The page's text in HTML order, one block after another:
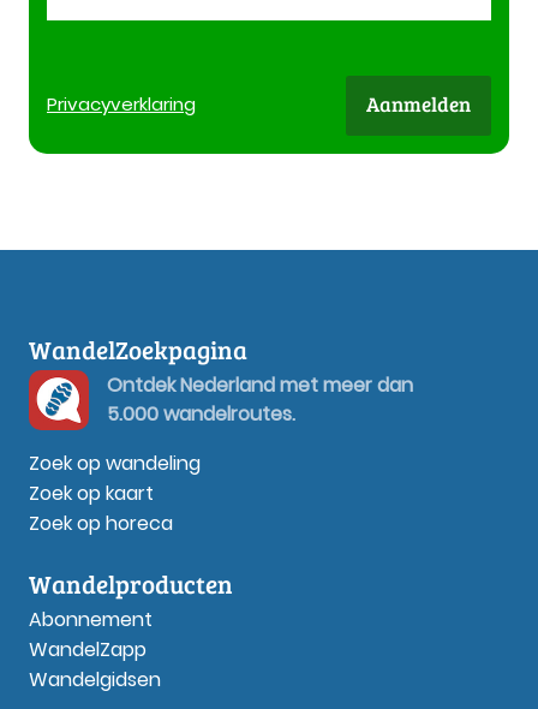
Privacyverklaring Aanmelden
WandelZoekpagina
Ontdek Nederland met meer dan
5.000 wandelroutes.
Zoek op wandeling
Zoek op kaart
Zoek op horeca
Wandelproducten
Abonnement
WandelZapp
Wandelgidsen